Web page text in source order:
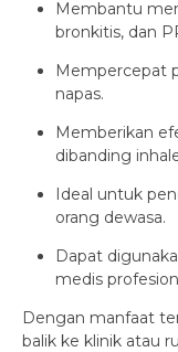
Membantu
bronkitis, dan
Mempercepat
napas.
Memberikan
dibanding
Ideal untuk
orang dewasa.
Dapat
medis
Dengan manfaat
balik ke klinik atau